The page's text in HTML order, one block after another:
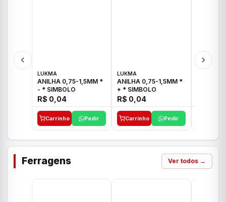
LUKMA
ANILHA 0,75-1,5MM *
- * SIMBOLO
R$ 0,04
Carrinho Pedir
LUKMA
ANILHA 0,75-1,5MM *
+ * SIMBOLO
R$ 0,04
Carrinho Pedir
Ferragens Ver todos →